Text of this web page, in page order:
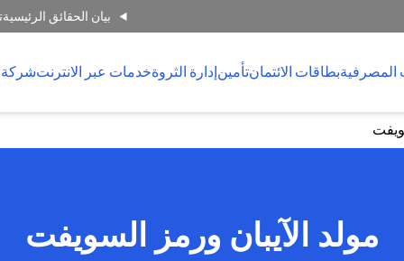
بيان الحقائق الرئيسية
المصرفيةبطاقات الائتمانتأمينإدارة الثروةخدمات عبر الانترنتشركة
مولد الآيبان ورمز السويفت